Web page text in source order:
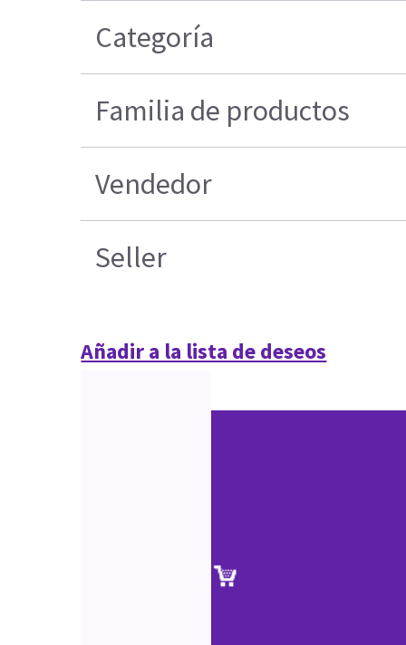
Categoría
Familia de productos
Vendedor
Seller
Añadir a la lista de deseos